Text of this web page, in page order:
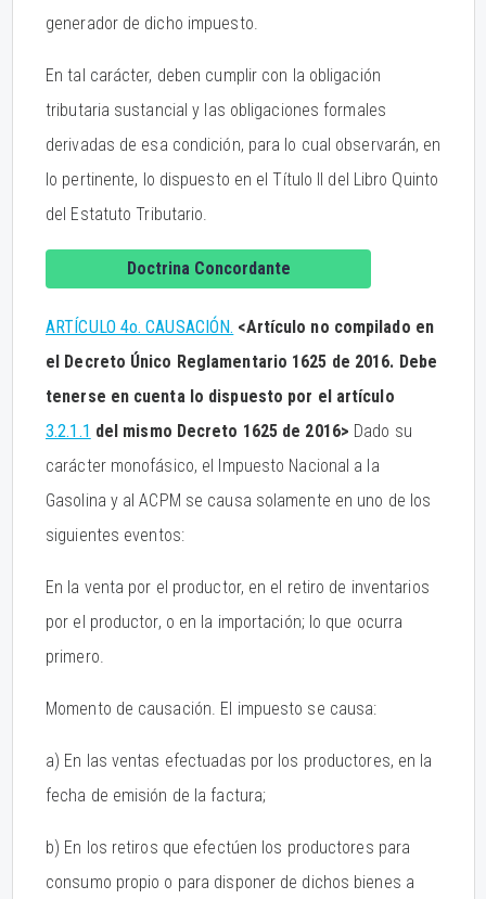
generador de dicho impuesto.
En tal carácter, deben cumplir con la obligación
tributaria sustancial y las obligaciones formales
derivadas de esa condición, para lo cual observarán, en
lo pertinente, lo dispuesto en el Título II del Libro Quinto
del Estatuto Tributario.
Doctrina Concordante
ARTÍCULO 4o. CAUSACIÓN. <Artículo no compilado en
el Decreto Único Reglamentario 1625 de 2016. Debe
tenerse en cuenta lo dispuesto por el artículo
3.2.1.1 del mismo Decreto 1625 de 2016> Dado su
carácter monofásico, el Impuesto Nacional a la
Gasolina y al ACPM se causa solamente en uno de los
siguientes eventos:
En la venta por el productor, en el retiro de inventarios
por el productor, o en la importación; lo que ocurra
primero.
Momento de causación. El impuesto se causa:
a) En las ventas efectuadas por los productores, en la
fecha de emisión de la factura;
b) En los retiros que efectúen los productores para
consumo propio o para disponer de dichos bienes a